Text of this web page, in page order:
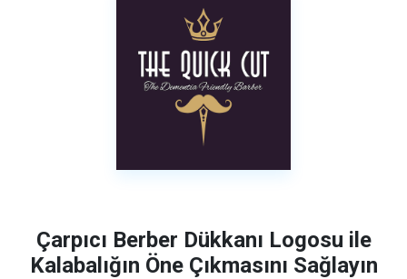
Çarpıcı Berber Dükkanı Logosu ile
Kalabalığın Öne Çıkmasını Sağlayın